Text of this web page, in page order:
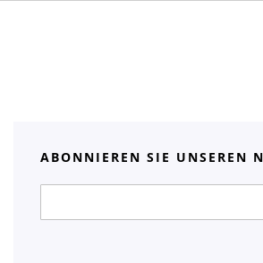
ABONNIEREN SIE UNSEREN
Newsletter: